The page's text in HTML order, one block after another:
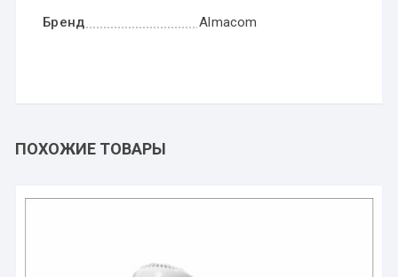
Бренд Almacom
ПОХОЖИЕ ТОВАРЫ